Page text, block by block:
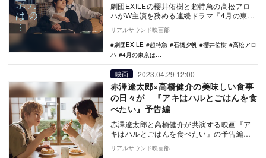
劇団EXILEの櫻井佑樹と超特急の髙松アロ
ハがW主演を務める連続ドラマ『4月の東京
は…』が、6月15日よりMBSのドラマシャ
ワー…
リアルサウンド映画部
劇団EXILE
超特急 石橋夕帆 櫻井佑樹
髙松アロ
ハ
4月の東京は…
映画 2023.04.29 12:00
赤澤遼太郎×高橋健介の美味しい食事
の日々が 『アキはハルとごはんを食
べたい』予告編
赤澤遼太郎と高橋健介が共演する映画『ア
キはハルとごはんを食べたい』の予告編と
場面写真が公開された。 本作は、たじま
ことによる…
リアルサウンド映画部